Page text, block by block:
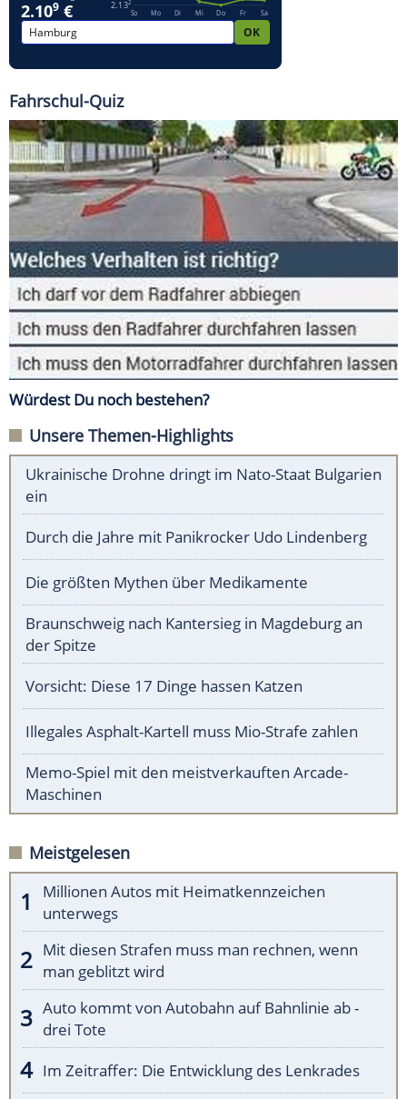
Fahrschul-Quiz
Würdest Du noch bestehen?
Unsere Themen-Highlights
Ukrainische Drohne dringt im Nato-Staat Bulgarien
ein
Durch die Jahre mit Panikrocker Udo Lindenberg
Die größten Mythen über Medikamente
Braunschweig nach Kantersieg in Magdeburg an
der Spitze
Vorsicht: Diese 17 Dinge hassen Katzen
Illegales Asphalt-Kartell muss Mio-Strafe zahlen
Memo-Spiel mit den meistverkauften Arcade-
Maschinen
Meistgelesen
Millionen Autos mit Heimatkennzeichen
unterwegs
Mit diesen Strafen muss man rechnen, wenn
man geblitzt wird
Auto kommt von Autobahn auf Bahnlinie ab -
drei Tote
Im Zeitraffer: Die Entwicklung des Lenkrades